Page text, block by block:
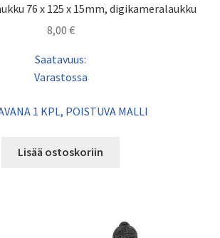
76 x 125 x 15mm, digikameralaukku
8,00 €
Saatavuus:
Varastossa
1 KPL, POISTUVA MALLI
Lisää ostoskoriin